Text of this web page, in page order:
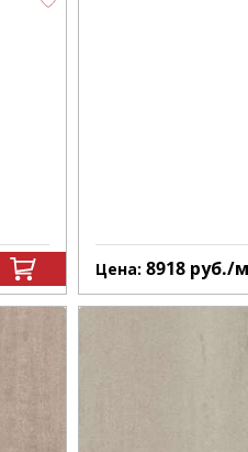
Цена:8918 руб./